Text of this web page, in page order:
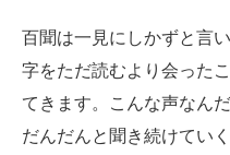
百聞は一見にしかずと言
字をただ読むより会った
てきます。こんな声なん
だんだんと聞き続けてい